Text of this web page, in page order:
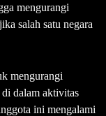
mengurangi
salah satu negara
mengurangi
dalam aktivitas
ini mengalami